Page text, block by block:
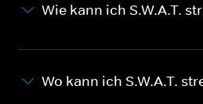
Wie kann ich S.W.A.T.
Wo kann ich S.W.A.T.